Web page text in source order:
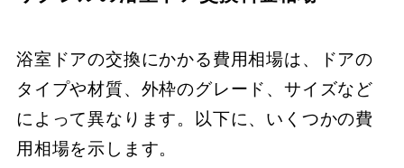
浴室ドアの交換にかかる費用相場は、ドアの
タイプや材質、外枠のグレード、サイズなど
によって異なります。以下に、いくつかの費
用相場を示します。